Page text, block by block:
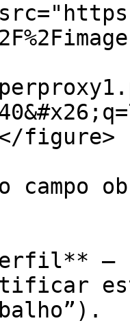
figure>
campo
–